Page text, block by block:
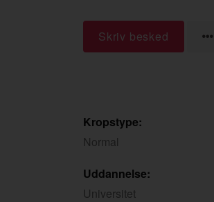
Skriv besked
Kropstype:
Normal
Uddannelse:
Universitet